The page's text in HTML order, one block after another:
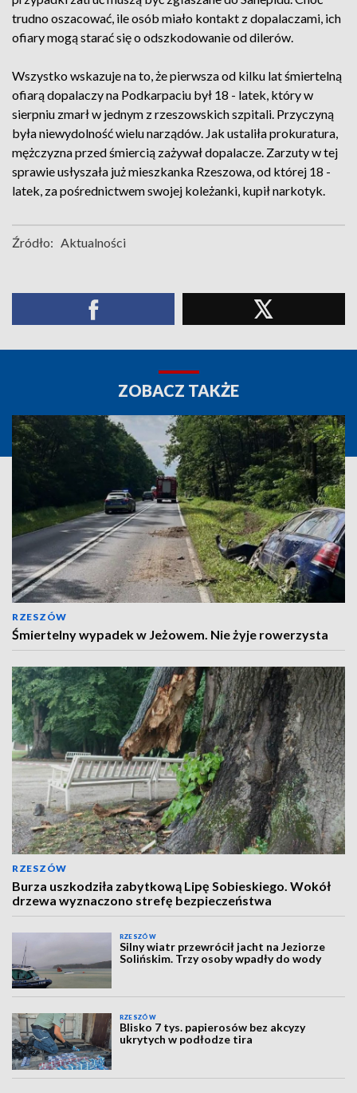
trudno oszacować, ile osób miało kontakt z dopalaczami, ich
ofiary mogą starać się o odszkodowanie od dilerów.
Wszystko wskazuje na to, że pierwsza od kilku lat śmiertelną
ofiarą dopalaczy na Podkarpaciu był 18 - latek, który w
sierpniu zmarł w jednym z rzeszowskich szpitali. Przyczyną
była niewydolność wielu narządów. Jak ustaliła prokuratura,
mężczyzna przed śmiercią zażywał dopalacze. Zarzuty w tej
sprawie usłyszała już mieszkanka Rzeszowa, od której 18 -
latek, za pośrednictwem swojej koleżanki, kupił narkotyk.
Źródło: Aktualności
ZOBACZ TAKŻE
RZESZÓW
Śmiertelny wypadek w Jeżowem. Nie żyje rowerzysta
RZESZÓW
Burza uszkodziła zabytkową Lipę Sobieskiego. Wokół
drzewa wyznaczono strefę bezpieczeństwa
RZESZÓW
Silny wiatr przewrócił jacht na Jeziorze
Solińskim. Trzy osoby wpadły do wody
RZESZÓW
Blisko 7 tys. papierosów bez akcyzy
ukrytych w podłodze tira